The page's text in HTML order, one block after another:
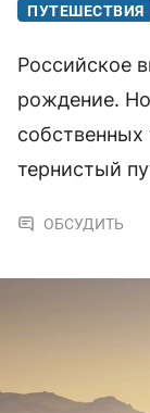
ПУТЕШЕСТВИЯ
Российское
рождение.
тернистый
ОБСУДИТЬ